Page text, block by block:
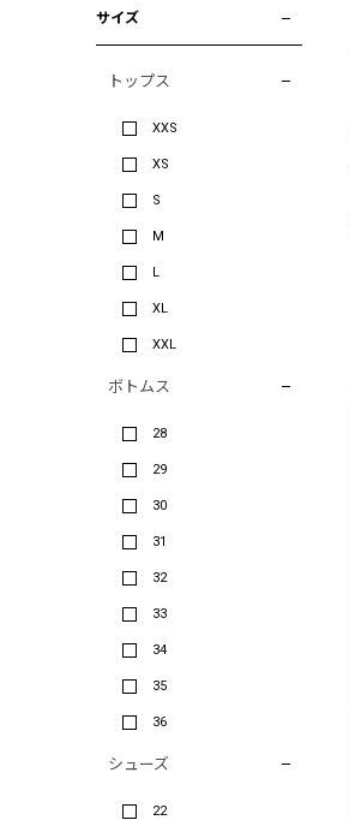
サイズ
トップス
XXS
XS
S
M
L
XL
XXL
ボトムス
28
29
30
31
32
33
34
35
36
シューズ
22